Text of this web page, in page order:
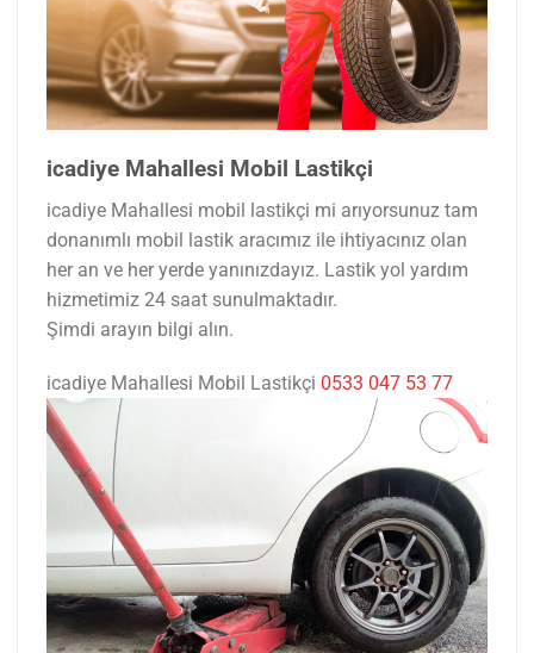
icadiye Mahallesi Mobil Lastikçi
icadiye Mahallesi mobil lastikçi mi arıyorsunuz tam
donanımlı mobil lastik aracımız ile ihtiyacınız olan
her an ve her yerde yanınızdayız. Lastik yol yardım
hizmetimiz 24 saat sunulmaktadır.
Şimdi arayın bilgi alın.
icadiye Mahallesi Mobil Lastikçi 0533 047 53 77